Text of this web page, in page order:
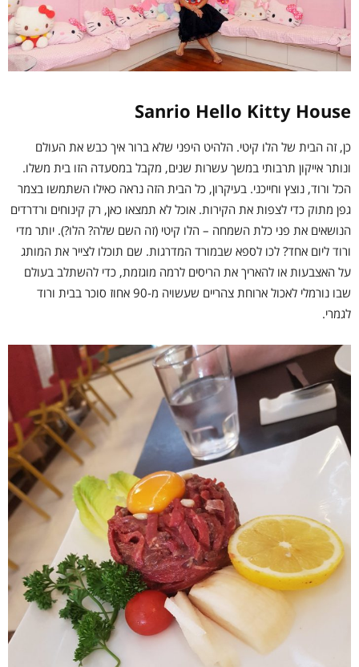
Sanrio Hello Kitty House
כן, זה הבית של הלו קיטי. הלהיט היפני שלא ברור איך כבש את העולם
ונותר אייקון תרבותי במשך עשרות שנים, מקבל במסעדה הזו בית משלו.
הכל ורוד, נוצץ וחייכני. בעיקרון, כל הבית הזה נראה כאילו השתמשו בצמר
גפן מתוק כדי לצפות את הקירות. אוכל לא תמצאו כאן, רק קינוחים ורדרדים
הנושאים את פני כלת השמחה – הלו קיטי (זה השם שלה? הלו?). יותר מדי
ורוד ליום אחד? לכו לספא שבמורד המדרגות. שם תוכלו לצייר את המותג
על האצבעות או להאריך את הריסים לרמה מוגזמת, כדי להשתלב בעולם
שבו נורמלי לאכול ארוחת צהריים שעשויה מ-90 אחוז סוכר בבית ורוד
לגמרי.